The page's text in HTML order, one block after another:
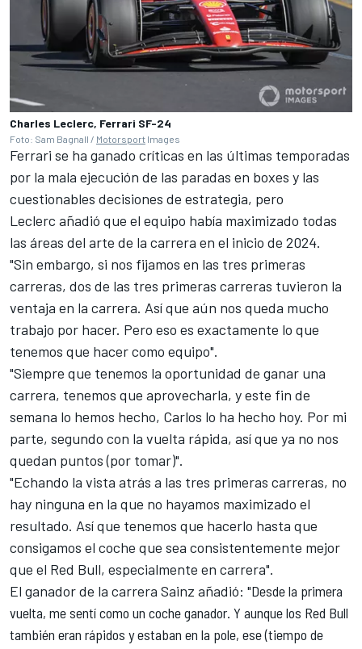
Charles Leclerc, Ferrari SF-24
Foto: Sam Bagnall / Motorsport Images
Ferrari se ha ganado críticas en las últimas temporadas
por la mala ejecución de las paradas en boxes y las
cuestionables decisiones de estrategia, pero
Leclerc añadió que el equipo había maximizado todas
las áreas del arte de la carrera en el inicio de 2024.
"Sin embargo, si nos fijamos en las tres primeras
carreras, dos de las tres primeras carreras tuvieron la
ventaja en la carrera. Así que aún nos queda mucho
trabajo por hacer. Pero eso es exactamente lo que
tenemos que hacer como equipo".
"Siempre que tenemos la oportunidad de ganar una
carrera, tenemos que aprovecharla, y este fin de
semana lo hemos hecho, Carlos lo ha hecho hoy. Por mi
parte, segundo con la vuelta rápida, así que ya no nos
quedan puntos (por tomar)".
"Echando la vista atrás a las tres primeras carreras, no
hay ninguna en la que no hayamos maximizado el
resultado. Así que tenemos que hacerlo hasta que
consigamos el coche que sea consistentemente mejor
que el Red Bull, especialmente en carrera".
El ganador de la carrera Sainz añadió: "Desde la primera
vuelta, me sentí como un coche ganador. Y aunque los Red Bull
también eran rápidos y estaban en la pole, ese (tiempo de